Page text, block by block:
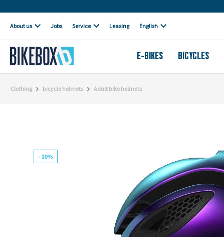
About us Jobs Service Leasing English
E-BIKES BICYCLES
Clothing bicycle helmets Adult bike helmets
- 10%